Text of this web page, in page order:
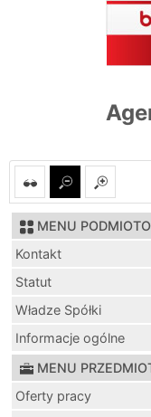
MENU
Kontakt
Statut
Władze Spółki
Informacje ogólne
MENU
Oferty pracy